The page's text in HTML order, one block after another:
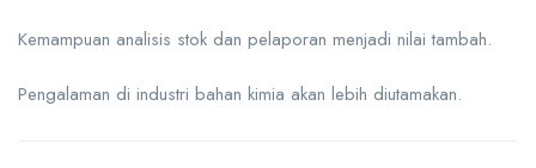
Kemampuan analisis stok dan pelaporan menjadi nilai tambah.
Pengalaman di industri bahan kimia akan lebih diutamakan.